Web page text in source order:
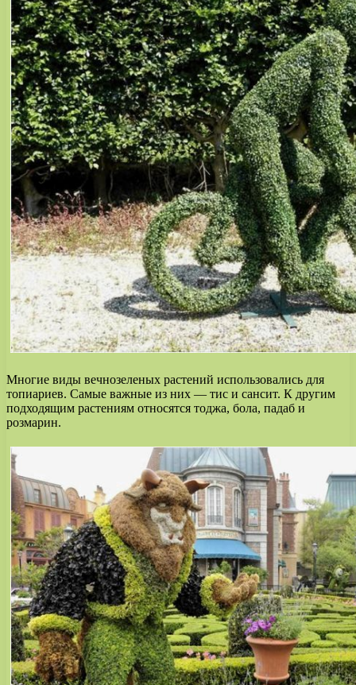
Многие виды вечнозеленых растений использовались для
топиариев. Самые важные из них — тис и сансит. К другим
подходящим растениям относятся тоджа, бола, падаб и
розмарин.